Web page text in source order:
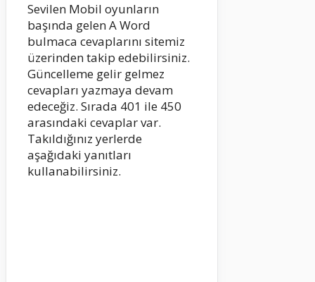
Sevilen Mobil oyunların
başında gelen A Word
bulmaca cevaplarını sitemiz
üzerinden takip edebilirsiniz.
Güncelleme gelir gelmez
cevapları yazmaya devam
edeceğiz. Sırada 401 ile 450
arasındaki cevaplar var.
Takıldığınız yerlerde
aşağıdaki yanıtları
kullanabilirsiniz.